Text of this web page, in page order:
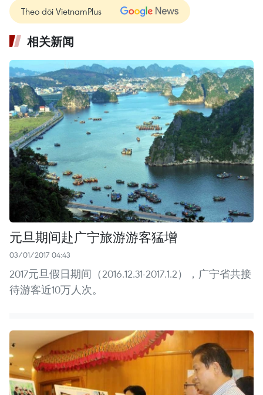
Theo dõi VietnamPlus
相关新闻
元旦期间赴广宁旅游游客猛增
03/01/2017 04:43
2017元旦假日期间（2016.12.31-2017.1.2），广宁省共接
待游客近10万人次。